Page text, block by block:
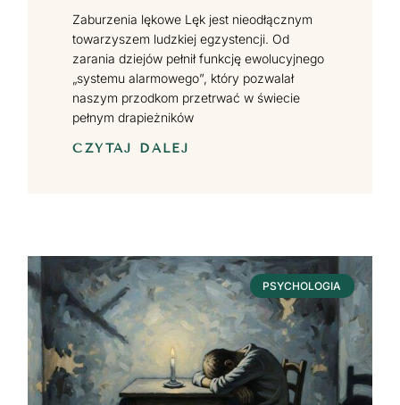
Zaburzenia lękowe Lęk jest nieodłącznym
towarzyszem ludzkiej egzystencji. Od
zarania dziejów pełnił funkcję ewolucyjnego
„systemu alarmowego”, który pozwalał
naszym przodkom przetrwać w świecie
pełnym drapieżników
CZYTAJ DALEJ
PSYCHOLOGIA